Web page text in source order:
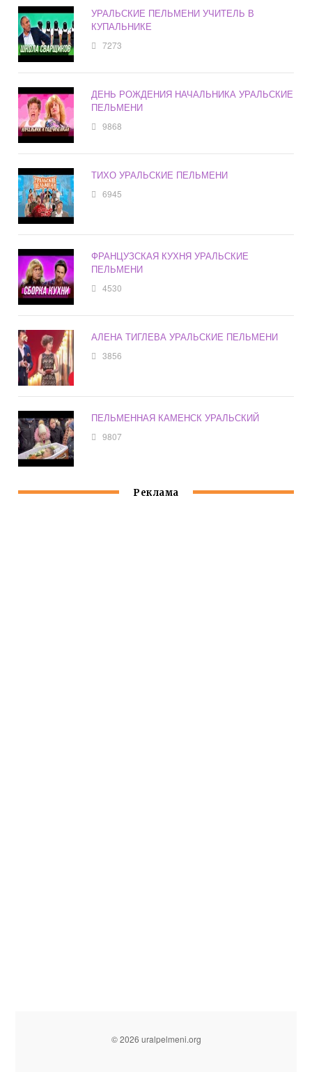
УРАЛЬСКИЕ ПЕЛЬМЕНИ УЧИТЕЛЬ В
КУПАЛЬНИКЕ
7273
ДЕНЬ РОЖДЕНИЯ НАЧАЛЬНИКА УРАЛЬСКИЕ
ПЕЛЬМЕНИ
9868
ТИХО УРАЛЬСКИЕ ПЕЛЬМЕНИ
6945
ФРАНЦУЗСКАЯ КУХНЯ УРАЛЬСКИЕ
ПЕЛЬМЕНИ
4530
АЛЕНА ТИГЛЕВА УРАЛЬСКИЕ ПЕЛЬМЕНИ
3856
ПЕЛЬМЕННАЯ КАМЕНСК УРАЛЬСКИЙ
9807
Реклама
© 2026 uralpelmeni.org